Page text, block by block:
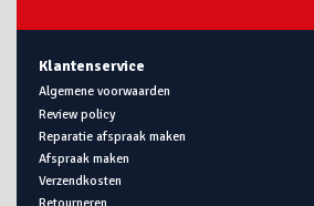
Klantenservice
Algemene voorwaarden
Review policy
Reparatie afspraak maken
Afspraak maken
Verzendkosten